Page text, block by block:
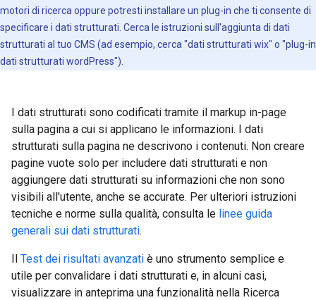
motori di ricerca oppure potresti installare un plug-in che ti consente di
specificare i dati strutturati. Cerca le istruzioni sull'aggiunta di dati
strutturati al tuo CMS (ad esempio, cerca "dati strutturati wix" o "plug-in
dati strutturati wordPress").
I dati strutturati sono codificati tramite il markup in-page
sulla pagina a cui si applicano le informazioni. I dati
strutturati sulla pagina ne descrivono i contenuti. Non creare
pagine vuote solo per includere dati strutturati e non
aggiungere dati strutturati su informazioni che non sono
visibili all'utente, anche se accurate. Per ulteriori istruzioni
tecniche e norme sulla qualità, consulta le linee guida
generali sui dati strutturati.
Il Test dei risultati avanzati è uno strumento semplice e
utile per convalidare i dati strutturati e, in alcuni casi,
visualizzare in anteprima una funzionalità nella Ricerca